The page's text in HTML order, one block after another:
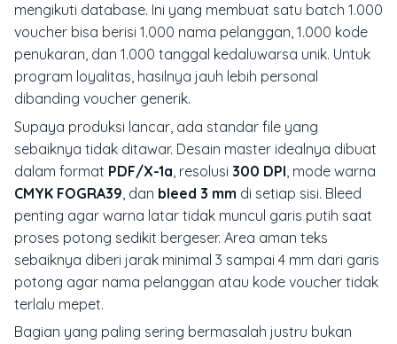
mengikuti database. Ini yang membuat satu batch 1.000
voucher bisa berisi 1.000 nama pelanggan, 1.000 kode
penukaran, dan 1.000 tanggal kedaluwarsa unik. Untuk
program loyalitas, hasilnya jauh lebih personal
dibanding voucher generik.
Supaya produksi lancar, ada standar file yang
sebaiknya tidak ditawar. Desain master idealnya dibuat
dalam format PDF/X-1a , resolusi 300 DPI , mode warna
CMYK FOGRA39 , dan bleed 3 mm di setiap sisi. Bleed
penting agar warna latar tidak muncul garis putih saat
proses potong sedikit bergeser. Area aman teks
sebaiknya diberi jarak minimal 3 sampai 4 mm dari garis
potong agar nama pelanggan atau kode voucher tidak
terlalu mepet.
Bagian yang paling sering bermasalah justru bukan